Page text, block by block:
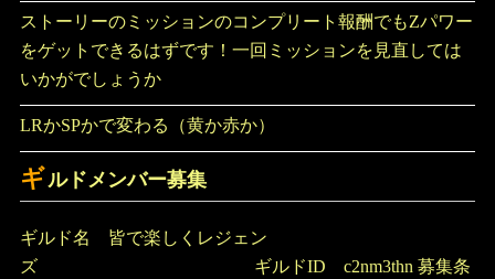
ストーリーのミッションのコンプリート報酬でもZパワー
をゲットできるはずです！一回ミッションを見直しては
いかがでしょうか
LRかSPかで変わる（黄か赤か）
ギルドメンバー募集
ギルド名 皆で楽しくレジェン
ズ ギルドID c2nm3thn 募集条